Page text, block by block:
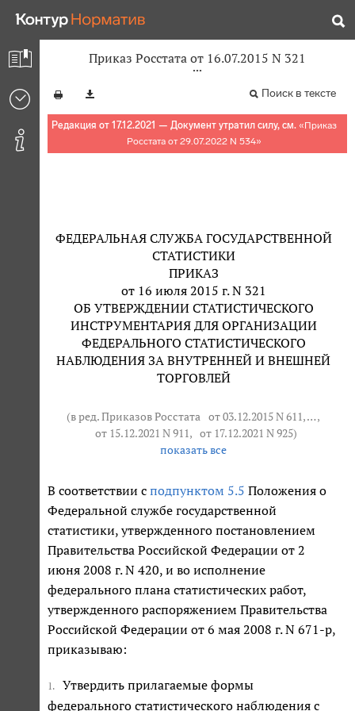
Приказ Росстата от 16.07.2015 N 321
Поиск в тексте
Редакция от 17.12.2021 — Документ утратил силу, см. «Приказ
Росстата от 29.07.2022 N 534»
ФЕДЕРАЛЬНАЯ СЛУЖБА ГОСУДАРСТВЕННОЙ
СТАТИСТИКИ
ПРИКАЗ
от 16 июля 2015 г. N 321
ОБ УТВЕРЖДЕНИИ СТАТИСТИЧЕСКОГО
ИНСТРУМЕНТАРИЯ ДЛЯ ОРГАНИЗАЦИИ
ФЕДЕРАЛЬНОГО СТАТИСТИЧЕСКОГО
НАБЛЮДЕНИЯ ЗА ВНУТРЕННЕЙ И ВНЕШНЕЙ
ТОРГОВЛЕЙ
(в ред. Приказов Росстата от 03.12.2015 N 611, … ,
от 15.12.2021 N 911, от 17.12.2021 N 925)
показать все
В соответствии с подпунктом 5.5 Положения о
Федеральной службе государственной
статистики, утвержденного постановлением
Правительства Российской Федерации от 2
июня 2008 г. N 420, и во исполнение
федерального плана статистических работ,
утвержденного распоряжением Правительства
Российской Федерации от 6 мая 2008 г. N 671-р,
приказываю:
1.
Утвердить прилагаемые формы
федерального статистического наблюдения с